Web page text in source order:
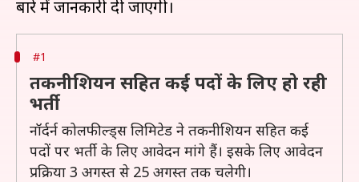
#1
तकनीशियन सहित कई पदों के लिए हो रही
भर्ती
नॉर्दर्न कोलफील्ड्स लिमिटेड ने तकनीशियन सहित कई
पदों पर भर्ती के लिए आवेदन मांगे हैं। इसके लिए आवेदन
प्रक्रिया 3 अगस्त से 25 अगस्त तक चलेगी।